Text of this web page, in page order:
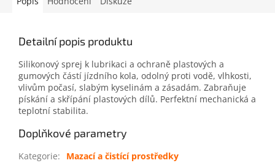
Detailní popis produktu
Silikonový sprej k lubrikaci a ochraně plastových a
gumových částí jízdního kola, odolný proti vodě, vlhkosti,
vlivům počasí, slabým kyselinám a zásadám. Zabraňuje
pískání a skřípání plastových dílů. Perfektní mechanická a
teplotní stabilita.
Doplňkové parametry
Kategorie:
Mazací a čistící prostředky